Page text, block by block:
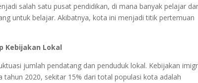
salah satu pusat pendidikan, di mana banyak pelajar
untuk belajar. Akibatnya, kota ini menjadi titik pertemuan
Kebijakan Lokal
jumlah pendatang dan penduduk lokal. Kebijakan
tahun 2020, sekitar 15% dari total populasi kota adalah